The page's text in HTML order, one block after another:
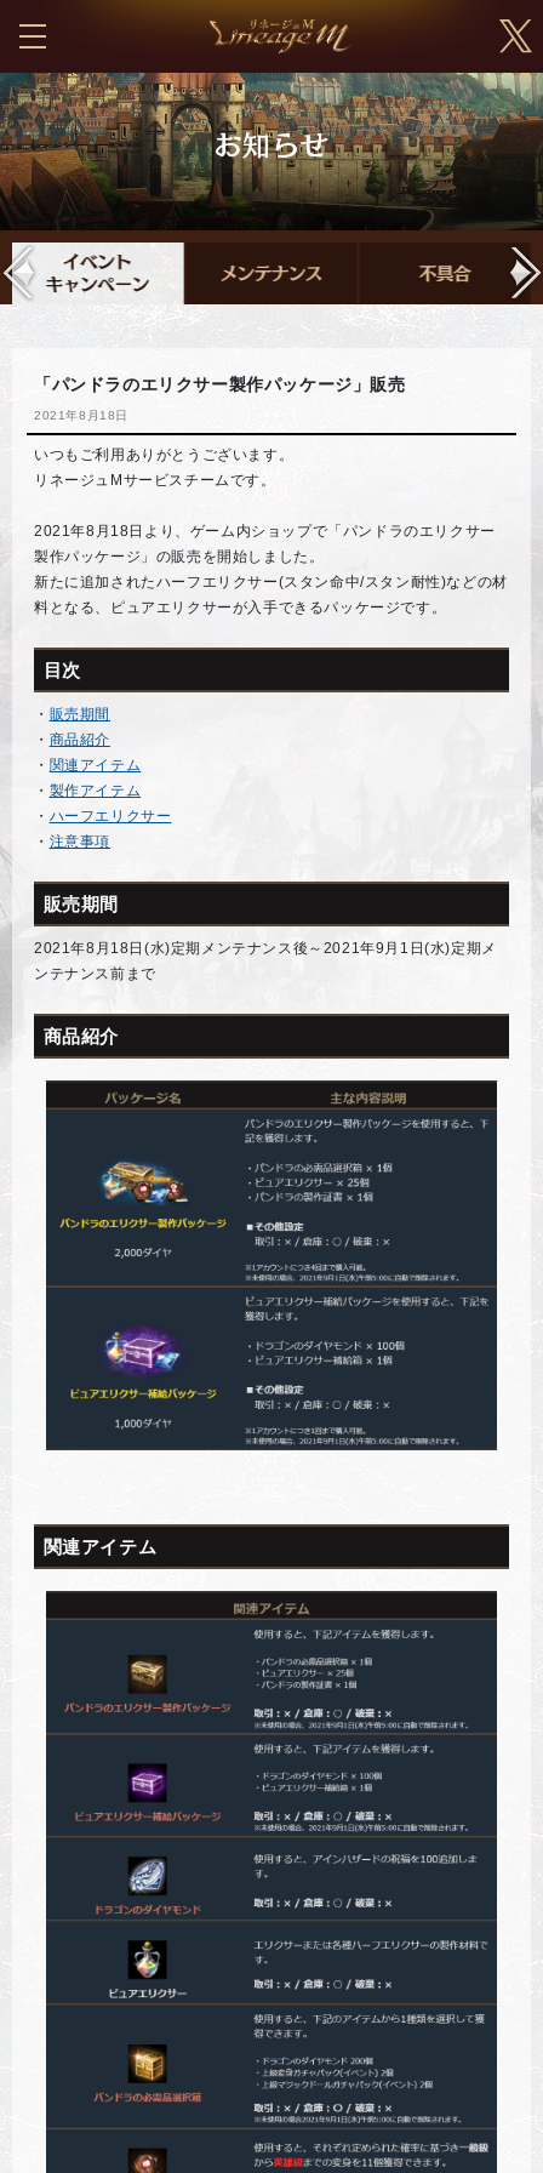
「パンドラのエリクサー製作パッケージ」販売
2021年8月18日
いつもご利用ありがとうございます。
リネージュMサービスチームです。
2021年8月18日より、ゲーム内ショップで「パンドラのエリクサー
製作パッケージ」の販売を開始しました。
新たに追加されたハーフエリクサー(スタン命中/スタン耐性)などの材
料となる、ピュアエリクサーが入手できるパッケージです。
目次
・ 販売期間
・ 商品紹介
・ 関連アイテム
・ 製作アイテム
・ ハーフエリクサー
・ 注意事項
販売期間
2021年8月18日(水)定期メンテナンス後～2021年9月1日(水)定期メ
ンテナンス前まで
商品紹介
関連アイテム